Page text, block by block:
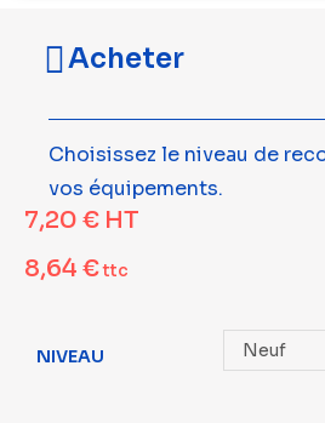
Acheter
Choisissez le niveau de
vos équipements.
7,20 € HT
8,64 €ttc
NIVEAU Neuf